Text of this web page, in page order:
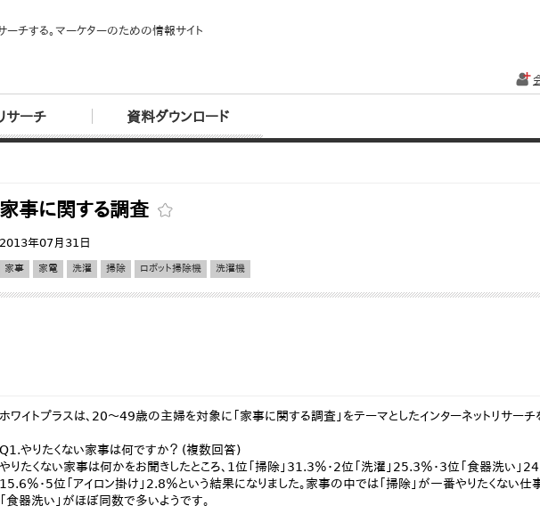
ーチする。マーケターのための情報サイト
サーチ 資料ダウンロード
家事に関する調査
2013年07月31日
家事 家電 洗濯 掃除 ロボット掃除機 洗濯機
ホワイトプラスは、20～49歳の主婦を対象に「家事に関する調査」をテーマとしたインターネットリサーチ
Q1.やりたくない家事は何ですか？ (複数回答)
やりたくない家事は何かをお聞きしたところ、1位「掃除」31.3％・2位「洗濯」25.3％・3位「食器洗い」
15.6％・5位「アイロン掛け」2.8％という結果になりました。家事の中では「掃除」が一番やりたくない仕
「食器洗い」がほぼ同数で多いようです。